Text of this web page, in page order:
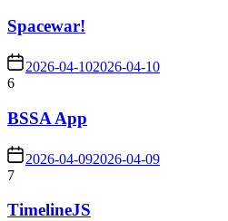
Spacewar!
2026-04-102026-04-10
6
BSSA App
2026-04-092026-04-09
7
TimelineJS